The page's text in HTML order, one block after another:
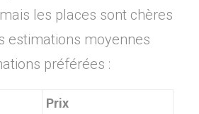
les places sont chères
estimations moyennes
préférées :
Prix